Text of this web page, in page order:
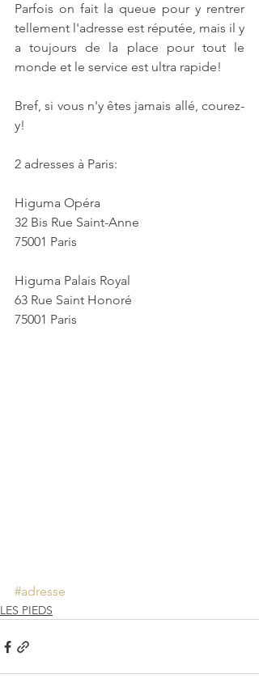
Parfois on fait la queue pour y rentrer
tellement l'adresse est réputée, mais il y
a toujours de la place pour tout le
monde et le service est ultra rapide!
Bref, si vous n'y êtes jamais allé, courez-
y!
2 adresses à Paris:
Higuma Opéra
32 Bis Rue Saint-Anne
75001 Paris
Higuma Palais Royal
63 Rue Saint Honoré
75001 Paris
#adresse
LES PIEDS